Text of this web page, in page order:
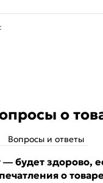
о
Вопросы и ответы
будет здорово,
о товаре